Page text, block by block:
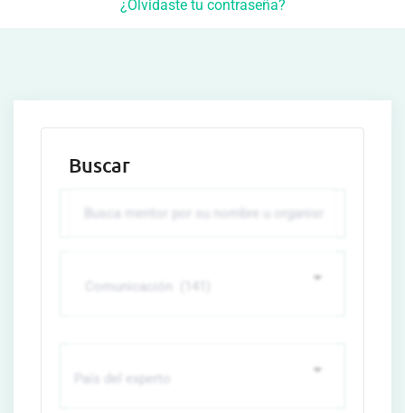
¿Olvidaste tu contraseña?
Buscar